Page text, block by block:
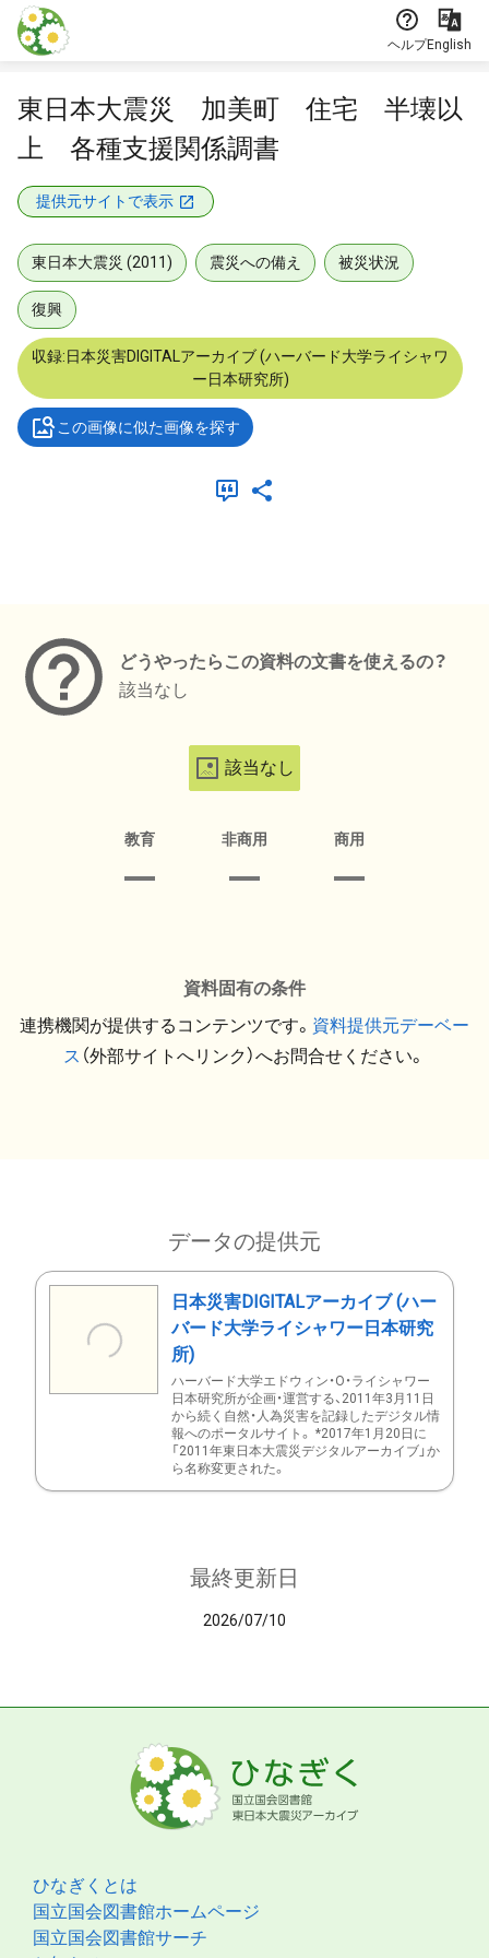
本文に飛ぶ
ヘルプEnglish
東日本大震災 加美町 住宅 半壊以
上 各種支援関係調書
提供元サイトで表示
東日本大震災 (2011) 震災への備え 被災状況
復興
収録:日本災害DIGITALアーカイブ (ハーバード大学ライシャワ
ー日本研究所)
この画像に似た画像を探す
どうやったらこの資料の文書を使えるの？
該当なし
該当なし
教育 非商用 商用
資料固有の条件
連携機関が提供するコンテンツです。 資料提供元デーベー
ス （外部サイトへリンク）へお問合せください。
データの提供元
日本災害DIGITALアーカイブ (ハー
バード大学ライシャワー日本研究
所)
ハーバード大学エドウィン・O・ライシャワー
日本研究所が企画・運営する、2011年3月11日
から続く自然・人為災害を記録したデジタル情
報へのポータルサイト。 *2017年1月20日に
「2011年東日本大震災デジタルアーカイブ」か
ら名称変更された。
最終更新日
2026/07/10
ひなぎくとは
国立国会図書館ホームページ
国立国会図書館サーチ